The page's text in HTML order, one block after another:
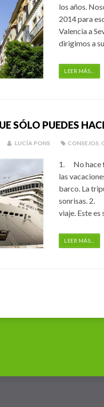
los años.
2014 para
Valencia a
dirigimos a
LEER MÁS
SÓLO PUEDES
LUCÍA PONS CONSEJOS,
1. No hace
las
barco. La
sonrisas. 2.
viaje. Este
LEER MÁS